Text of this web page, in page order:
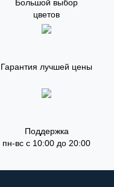
Большой выбор
цветов
Гарантия лучшей цены
Поддержка
пн-вс с 10:00 до 20:00